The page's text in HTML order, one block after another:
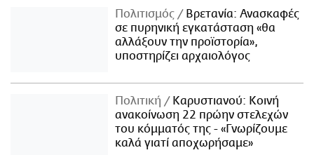
Πολιτισμός
Βρετανία: Ανασκαφές
σε πυρηνική εγκατάσταση «θα
αλλάξουν την προϊστορία»,
υποστηρίζει αρχαιολόγος
Πολιτική
Καρυστιανού: Κοινή
ανακοίνωση 22 πρώην στελεχών
του κόμματός της - «Γνωρίζουμε
καλά γιατί αποχωρήσαμε»